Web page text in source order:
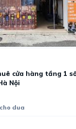
cửa hàng tầng 1
Nội
dua